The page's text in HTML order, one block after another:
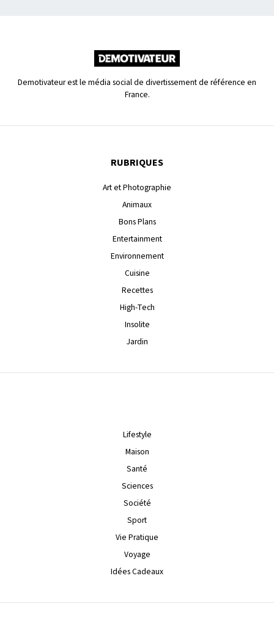
Demotivateur est le média social de divertissement de référence en
France.
RUBRIQUES
Art et Photographie
Animaux
Bons Plans
Entertainment
Environnement
Cuisine
Recettes
High-Tech
Insolite
Jardin
Lifestyle
Maison
Santé
Sciences
Société
Sport
Vie Pratique
Voyage
Idées Cadeaux